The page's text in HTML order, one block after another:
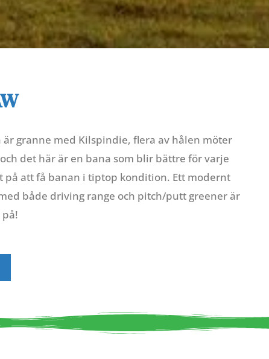
granne med Kilspindie, flera av hålen möter
det här är en bana som blir bättre för varje
att få banan i tiptop kondition. Ett modernt
både driving range och pitch/putt greener är